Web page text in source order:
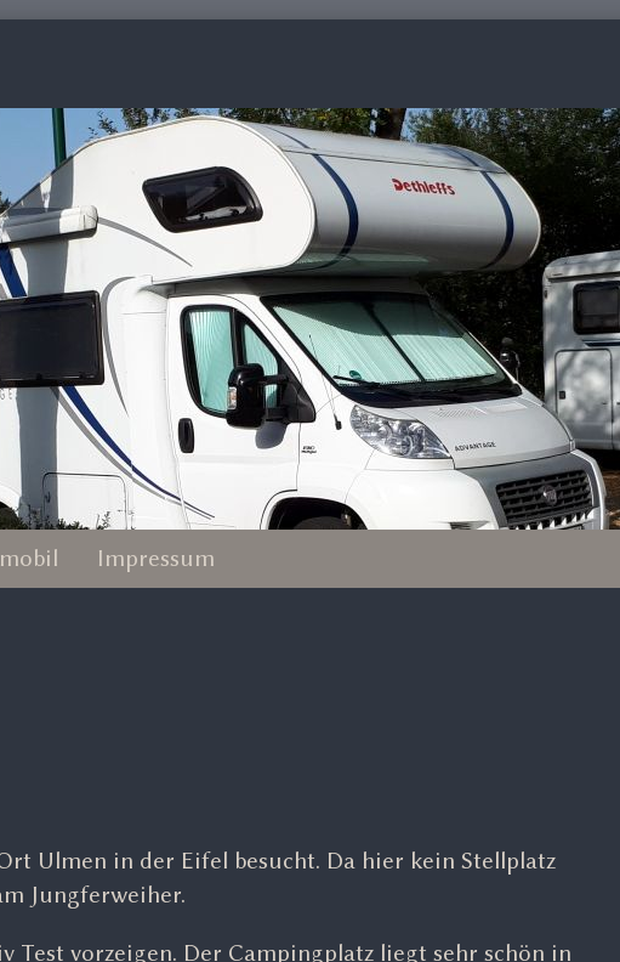
Impressum
Ulmen in der Eifel besucht. Da hier kein Stellplatz
Jungferweiher.
Test vorzeigen. Der Campingplatz liegt sehr schön in